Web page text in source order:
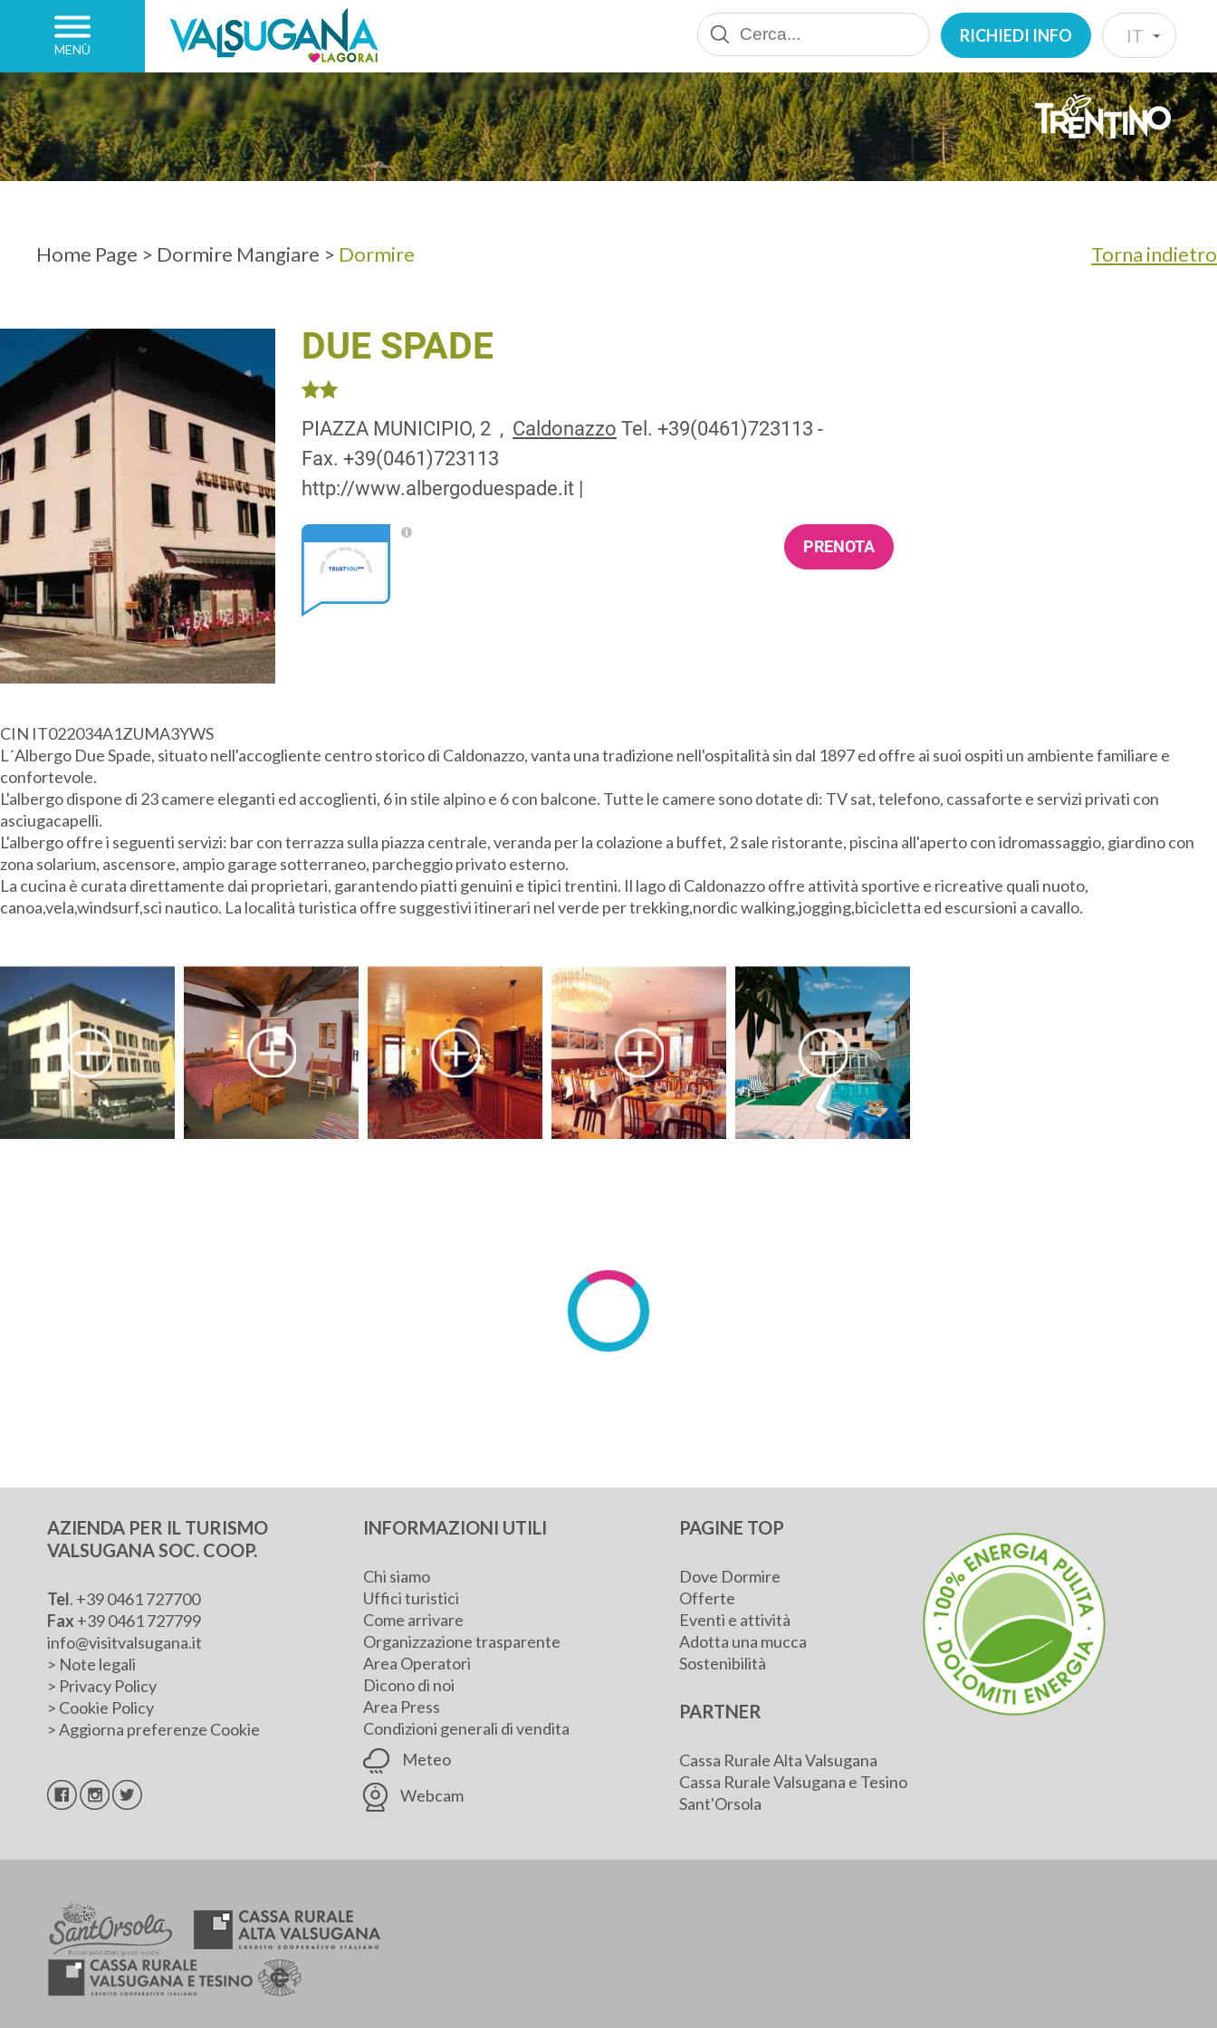
MENÙ
IT
IT
EN
DE
RICHIEDI INFO
Home Page > Dormire Mangiare > Dormire Torna indietro
DUE SPADE
PIAZZA MUNICIPIO, 2 , Caldonazzo Tel. +39(0461)723113 -
Fax. +39(0461)723113
http://www.albergoduespade.it |
PRENOTA
CIN IT022034A1ZUMA3YWS
L´Albergo Due Spade, situato nell'accogliente centro storico di Caldonazzo, vanta una tradizione nell'ospitalità sin dal 1897 ed offre ai suoi ospiti un ambiente familiare e
confortevole.
L'albergo dispone di 23 camere eleganti ed accoglienti, 6 in stile alpino e 6 con balcone. Tutte le camere sono dotate di: TV sat, telefono, cassaforte e servizi privati con
asciugacapelli.
L'albergo offre i seguenti servizi: bar con terrazza sulla piazza centrale, veranda per la colazione a buffet, 2 sale ristorante, piscina all'aperto con idromassaggio, giardino con
zona solarium, ascensore, ampio garage sotterraneo, parcheggio privato esterno.
La cucina è curata direttamente dai proprietari, garantendo piatti genuini e tipici trentini. Il lago di Caldonazzo offre attività sportive e ricreative quali nuoto,
canoa,vela,windsurf,sci nautico. La località turistica offre suggestivi itinerari nel verde per trekking,nordic walking,jogging,bicicletta ed escursioni a cavallo.
AZIENDA PER IL TURISMO
VALSUGANA SOC. COOP.
Tel. +39 0461 727700
Fax +39 0461 727799
info@visitvalsugana.it
> Note legali
> Privacy Policy
> Cookie Policy
>Aggiorna preferenze Cookie
INFORMAZIONI UTILI
Chi siamo
Uffici turistici
Come arrivare
Organizzazione trasparente
Area Operatori
Dicono di noi
Area Press
Condizioni generali di vendita
Meteo
Webcam
PAGINE TOP
Dove Dormire
Offerte
Eventi e attività
Adotta una mucca
Sostenibilità
PARTNER
Cassa Rurale Alta Valsugana
Cassa Rurale Valsugana e Tesino
Sant'Orsola